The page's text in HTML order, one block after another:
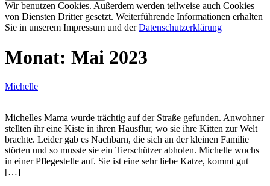
Wir benutzen Cookies. Außerdem werden teilweise auch Cookies
von Diensten Dritter gesetzt. Weiterführende Informationen erhalten
Sie in unserem Impressum und derDatenschutzerklärung
Monat: Mai 2023
Michelle
Michelles Mama wurde trächtig auf der Straße gefunden. Anwohner
stellten ihr eine Kiste in ihren Hausflur, wo sie ihre Kitten zur Welt
brachte. Leider gab es Nachbarn, die sich an der kleinen Familie
störten und so musste sie ein Tierschützer abholen. Michelle wuchs
in einer Pflegestelle auf. Sie ist eine sehr liebe Katze, kommt gut
[…]